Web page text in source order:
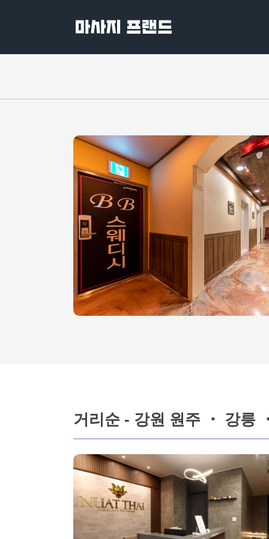
거리순 - 강원 원주 ・ 강릉